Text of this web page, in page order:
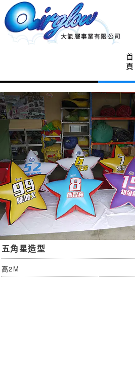
首
頁
五角星造型
高2M